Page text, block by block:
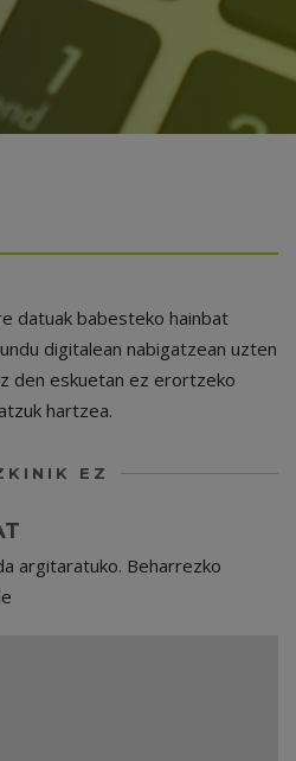
datuak babesteko hainbat
digitalean nabigatzean uzten
den eskuetan ez erortzeko
hartzea.
EZ
argitaratuko. Beharrezko